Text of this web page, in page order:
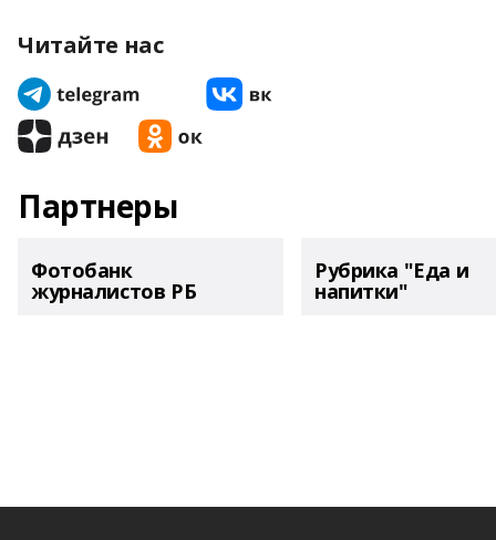
Читайте нас
Партнеры
Фотобанк
журналистов РБ
Рубрика "Еда и
напитки"